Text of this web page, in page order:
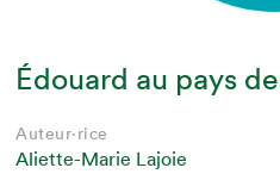
Édouard au pays
Auteur·rice
Aliette-Marie Lajoie